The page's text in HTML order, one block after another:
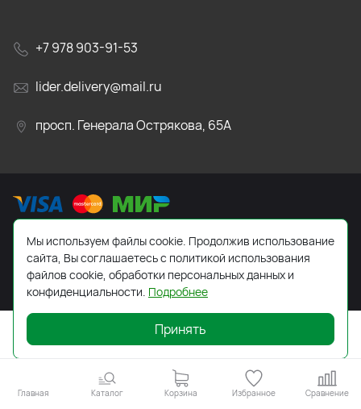
+7 978 903-91-53
lider.delivery@mail.ru
просп. Генерала Острякова, 65А
2026 © Все права защищены. Работает наReadyScript
Главная Каталог Корзина Избранное Сравнение
Мы используем файлы cookie. Продолжив использование
сайта, Вы соглашаетесь с политикой использования
файлов cookie, обработки персональных данных и
конфиденциальности. Подробнее
Принять